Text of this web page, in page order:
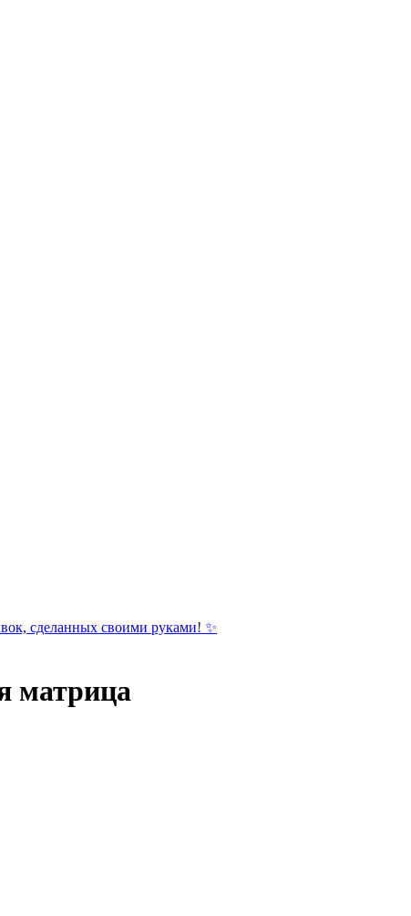
сделанных своими руками! ✨
матрица